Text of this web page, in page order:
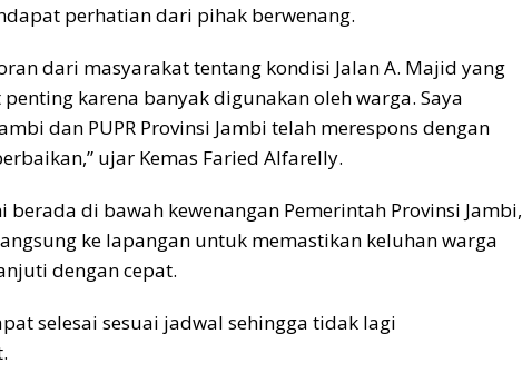
perhatian dari pihak berwenang.
dari masyarakat tentang kondisi Jalan A. Majid yang
karena banyak digunakan oleh warga. Saya
dan PUPR Provinsi Jambi telah merespons dengan
ujar Kemas Faried Alfarelly.
di bawah kewenangan Pemerintah Provinsi Jambi,
ke lapangan untuk memastikan keluhan warga
dengan cepat.
selesai sesuai jadwal sehingga tidak lagi